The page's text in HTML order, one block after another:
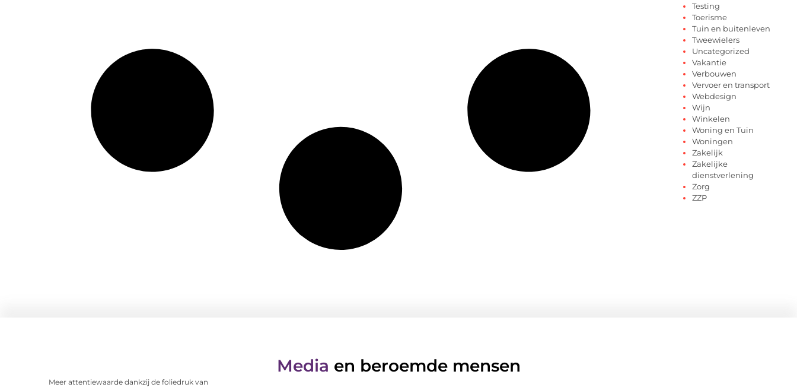
Testing
Toerisme
Tuin en buitenleven
Tweewielers
Uncategorized
Vakantie
Verbouwen
Vervoer en transport
Webdesign
Wijn
Winkelen
Woning en Tuin
Woningen
Zakelijk
Zakelijke
dienstverlening
Zorg
ZZP
Media en beroemde mensen
Meer attentiewaarde dankzij de foliedruk van